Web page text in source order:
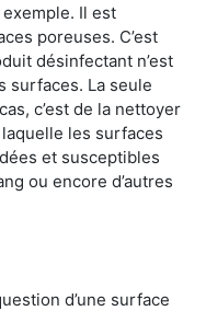
Il est
poreuses. C’est
désinfectant n’est
surfaces. La seule
c’est de la nettoyer
laquelle les surfaces
et susceptibles
ou encore d’autres
d’une surface